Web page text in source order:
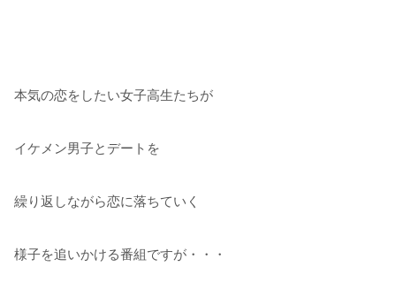
本気の恋をしたい女子高生たちが
イケメン男子とデートを
繰り返しながら恋に落ちていく
様子を追いかける番組ですが・・・